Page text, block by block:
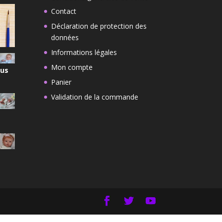
Contact
Déclaration de protection des
données
Informations légales
Mon compte
Panier
Validation de la commande